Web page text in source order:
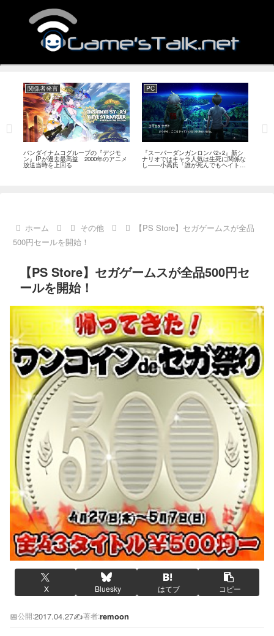
関係者発言
バンダイナムコグループの『デジモ
ン』IPが過去最高益 2000年のアニメ
放送当時を上回る
PC
『スーパーダンガンロンパ2×2』新シ
ナリオではキャラ人気は生死に関係な
し――小高氏「誰が死んでもヘイトメ
ールは送らないで」
ホーム その他
【PS Store】セガゲームスが全品
500円セールを開始！
【PS Store】セガゲームスが全品500円セ
ールを開始！
X Bluesky はてブ コピー
📅公開:2017.04.27✍️著者:remoon